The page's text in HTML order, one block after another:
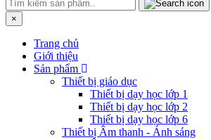
×
Trang chủ
Giới thiệu
Sản phẩm
Thiết bị giáo dục
Thiết bị dạy học lớp 1
Thiết bị dạy học lớp 2
Thiết bị dạy học lớp 6
Thiết bị Âm thanh - Ánh sáng